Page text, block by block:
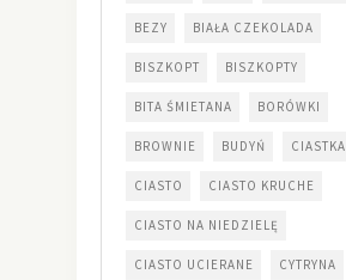
BEZY BIAŁA CZEKOLADA
BISZKOPT BISZKOPTY
BITA ŚMIETANA BORÓWKI
BROWNIE BUDYŃ CIASTKA
CIASTO CIASTO KRUCHE
CIASTO NA NIEDZIELĘ
CIASTO UCIERANE CYTRYNA